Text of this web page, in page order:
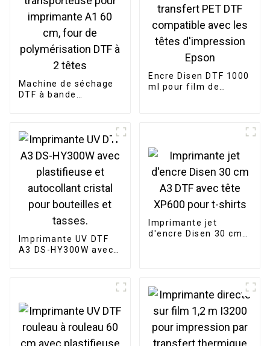
Machine de séchage
DTF à bande
polymérisation DTF à
2 têtes
Encre Disen DTF 1000
ml pour film de
Imprimante UV DTF
A3 DS-HY300W avec
Imprimante jet
d'encre Disen 30 cm